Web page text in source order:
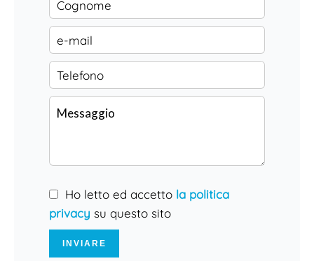
Ho letto ed accetto la politica
privacy su questo sito
INVIARE